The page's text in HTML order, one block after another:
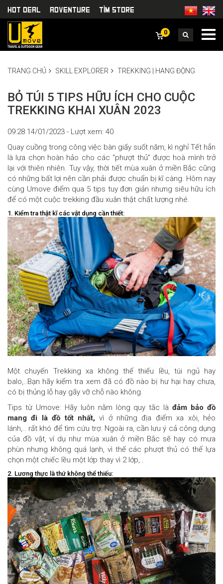
HOT DEAL Adventure TÌm Store
0
TRANG CHỦ SKILL EXPLORER TREKKING | HANG ĐỘNG
BỎ TÚI 5 TIPS HỮU ÍCH CHO CUỘC
TREKKING KHAI XUÂN 2023
09:28 14/01/2023 - Lượt xem: 40
Quay cuồng trong công việc bàn giấy suốt năm, kì nghỉ Tết hẳn
là lựa chọn hoàn hảo cho các “phượt thủ” được hoà mình trở
lại với thiên nhiên. Tuy vậy, thời tiết mùa xuân ở miền Bắc cũng
có những bất lợi nên cần phải được chuẩn bị kĩ càng. Hôm nay
cùng Umove điểm qua 5 tips tuy đơn giản nhưng siêu hữu ích
để có một cuộc trekking đầu xuân thật chất lượng nhé.
1. Kiểm tra thật kĩ các vật dụng cần thiết:
Một chuyến Trekking xa không thể thiếu lều, túi ngủ hay
balo,..Bạn hãy kiểm tra xem đã có đồ nào bị hư hại hay chưa,
có bị thủng lỗ hay gãy vỡ chỗ nào không.
Tips từ Umove: Hãy luôn nằm lòng quy tắc là đảm bảo đồ
mang đi là đồ tốt nhất, vì ở những địa điểm xa xôi, hẻo
lánh,.. rất khó để tìm cứu trợ. Ngoài ra, cần lưu ý cả công dụng
của đồ vật, ví dụ như mùa xuân ở miền Bắc sẽ hay có mưa
phùn nhưng không quá lạnh, vì thế các phượt thủ có thể lựa
chọn một chiếc lều một lớp thay vì 2 lớp,..
2. Lương thực là thứ không thể thiếu: